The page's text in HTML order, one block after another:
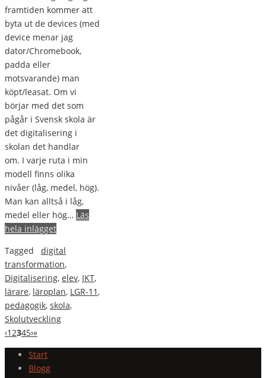
framtiden kommer att
byta ut de devices (med
device menar jag
dator/Chromebook,
padda eller
motsvarande) man
köpt/leasat. Om vi
börjar med det som
pågår i Svensk skola är
det digitalisering i
skolan det handlar
om. I varje ruta i min
modell finns olika
nivåer (låg, medel, hög).
Man kan alltså i låg,
medel eller hög… Läs
hela inlägget
Tagged
digital
transformation,
Digitalisering, elev, IKT,
lärare, läroplan, LGR-11,
pedagogik, skola,
Skolutveckling
‹12345›»
Start
Blogg